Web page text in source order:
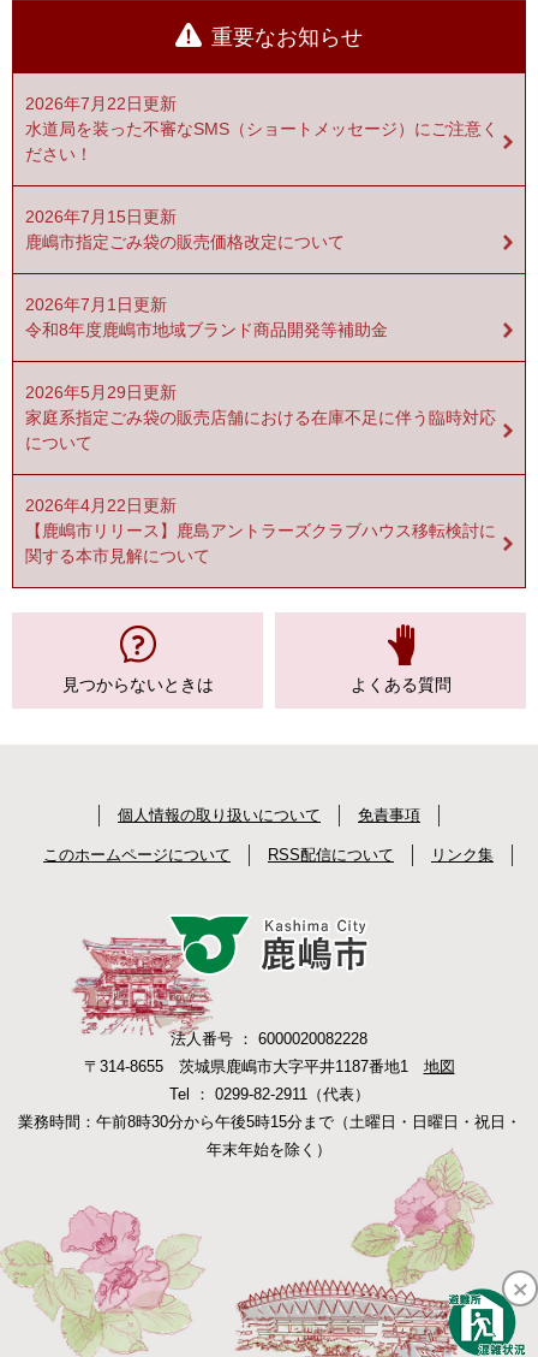
重要なお知らせ
2026年7月22日更新
水道局を装った不審なSMS（ショートメッセージ）にご注意く
ださい！
2026年7月15日更新
鹿嶋市指定ごみ袋の販売価格改定について
2026年7月1日更新
令和8年度鹿嶋市地域ブランド商品開発等補助金
2026年5月29日更新
家庭系指定ごみ袋の販売店舗における在庫不足に伴う臨時対応
について
2026年4月22日更新
【鹿嶋市リリース】鹿島アントラーズクラブハウス移転検討に
関する本市見解について
見つからないときは よくある質問
個人情報の取り扱いについて 免責事項
このホームページについて RSS配信について リンク集
法人番号 ： 6000020082228
〒314-8655 茨城県鹿嶋市大字平井1187番地1 地図
Tel ： 0299-82-2911（代表）
業務時間：午前8時30分から午後5時15分まで（土曜日・日曜日・祝日・
年末年始を除く）